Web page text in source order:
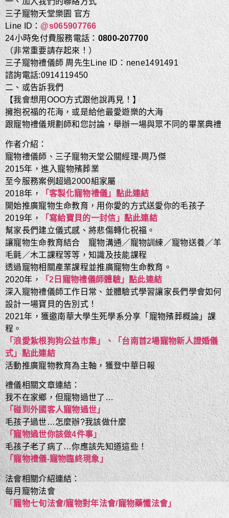
三子寵物天堂樂園 官方
Line ID： @s065907766
24小時免付費服務電話： 0800-207700
（非常重要請存起來！）
三子寵物禮儀師 周先生Line ID：nene1491491
諮詢電話:0914119450
二、或告訴我們
【我會想用OOO方式跟他說再見！】
擁抱祝福的花海，或是給他最愛遊樂的大海
跟寵物禮儀規劃師和您討論，舉辦一場與眾不同的畢業典禮
作者介紹：
寵物禮儀師、三子寵物天堂公關經理-周乃傑
2015年，進入寵物殯葬業
至今服務案例超過2000組家屬
2018年，
「客製化寵物禮儀」點此連結
開始推廣寵物生命教育，用你愛的方式送愛你的毛孩子
2019年，
「寫給寶貝的一封信」點此連結
幫家長們建立儀式感、將悲傷轉化祝福。
讓寵物生命教育結合 寵物溝通／寵物訓練／寵物送養／羊
毛氈／木工課程等等，知識及技能課程
透過寵物相關產業課程並推廣寵物生命教育。
2020年，
「2日寵物禮儀師體驗」點此連結
深入寵物禮儀師工作日常、並體驗式學習讓家長們學會如何
設計一場寶貝的告別式！
2021年，獲邀南華大學生死學系分享「寵物殯葬概論」課
程。
「浪愛紮根狗狗公益市集」、「台南首2場寵物新人證婚儀
式」點此連結
活動推廣寵物教育為主軸，獲登中華日報
禮儀相關文章連結：
我不在家鄉，但寵物過世了…
「碰到外國客人寵物過世」
毛孩子過世…怎麼辦?我該做什麼
「寵物過世你該做4件事」
毛孩子老了病了…你應該先知道這些！
「寵物禮儀-寵物臨終現象」
法會相關介紹連結：
每月寵物法會
「寵物七旬法會/寵物對年法會/寵物藥懺法會」